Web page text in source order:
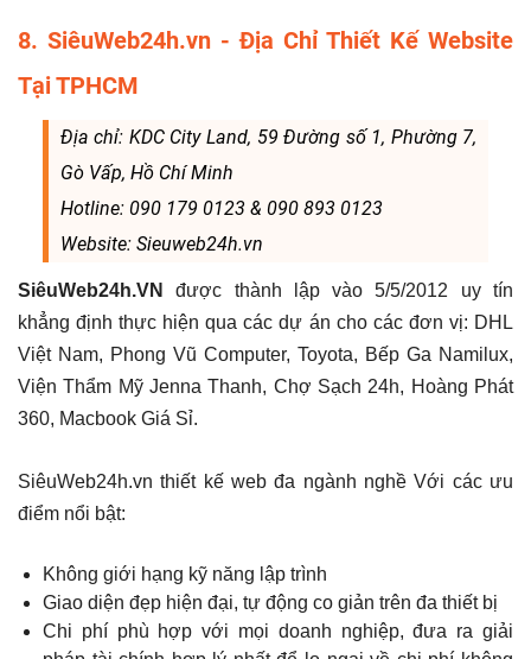
8. SiêuWeb24h.vn - Địa Chỉ Thiết Kế Website
Tại TPHCM
Địa chỉ: KDC City Land, 59 Đường số 1, Phường 7,
Gò Vấp, Hồ Chí Minh
Hotline: 090 179 0123 & 090 893 0123
Website: Sieuweb24h.vn
SiêuWeb24h.VN
được thành lập vào 5/5/2012 uy tín
khẳng định thực hiện qua các dự án cho các đơn vị: DHL
Việt Nam, Phong Vũ Computer, Toyota, Bếp Ga Namilux,
Viện Thẩm Mỹ Jenna Thanh, Chợ Sạch 24h, Hoàng Phát
360, Macbook Giá Sỉ.
SiêuWeb24h.vn thiết kế web đa ngành nghề Với các ưu
điểm nổi bật:
Không giới hạng kỹ năng lập trình
Giao diện đẹp hiện đại, tự động co giản trên đa thiết bị
Chi phí phù hợp với mọi doanh nghiệp, đưa ra giải